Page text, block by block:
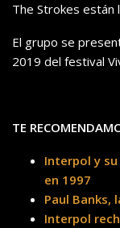
The Strokes están
El grupo se
2019 del festival
TE
Interpol y
en 1997
Paul Banks,
Interpol